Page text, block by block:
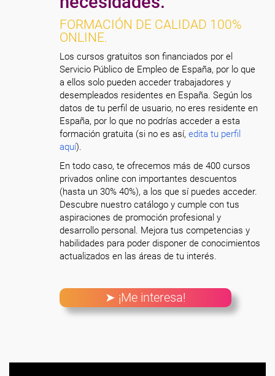
FORMACIÓN DE CALIDAD 100%
ONLINE.
Los cursos gratuitos son financiados por el
Servicio Público de Empleo de España, por lo que
a ellos solo pueden acceder trabajadores y
desempleados residentes en España. Según los
datos de tu perfil de usuario, no eres residente en
España, por lo que no podrías acceder a esta
formación gratuita (si no es así,edita tu perfil
aquí).
En todo caso, te ofrecemos más de 400 cursos
privados online con importantes descuentos
(hasta un 30% 40%), a los que sí puedes acceder.
Descubre nuestro catálogo y cumple con tus
aspiraciones de promoción profesional y
desarrollo personal. Mejora tus competencias y
habilidades para poder disponer de conocimientos
actualizados en las áreas de tu interés.
➤ ¡Me interesa!